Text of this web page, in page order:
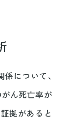
について、
ん死亡率が
拠があると